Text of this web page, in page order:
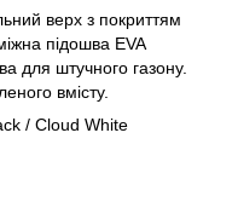
верх з покриттям
підошва EVA
для штучного газону.
вмісту.
/ Cloud White